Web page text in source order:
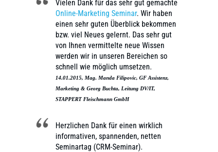
Vielen Dank für das sehr gut gemachte
Online-Marketing Seminar. Wir haben
einen sehr guten Überblick bekommen
bzw. viel Neues gelernt. Das sehr gut
von Ihnen vermittelte neue Wissen
werden wir in unseren Bereichen so
schnell wie möglich umsetzen.
14.01.2015, Mag. Manda Filipovic, GF Assistenz,
Marketing & Georg Buchta, Leitung DV/IT,
STAPPERT Fleischmann GmbH
Herzlichen Dank für einen wirklich
informativen, spannenden, netten
Seminartag (CRM-Seminar).